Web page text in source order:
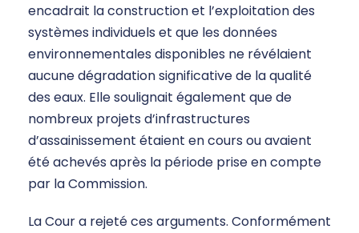
encadrait la construction et l’exploitation des
systèmes individuels et que les données
environnementales disponibles ne révélaient
aucune dégradation significative de la qualité
des eaux. Elle soulignait également que de
nombreux projets d’infrastructures
d’assainissement étaient en cours ou avaient
été achevés après la période prise en compte
par la Commission.
La Cour a rejeté ces arguments. Conformément